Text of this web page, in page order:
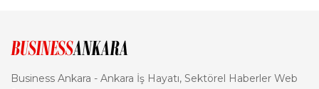
Business Ankara - Ankara İş Hayatı, Sektörel Haberler Web